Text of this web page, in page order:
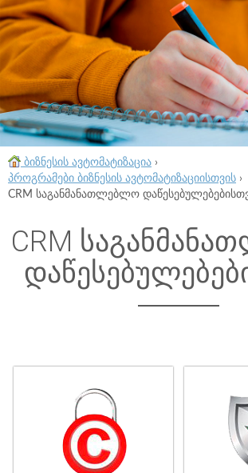
ბიზნესის ავტომატიზაცია ›
პროგრამები ბიზნესის ავტომატიზაციისთვის ›
CRM საგანმანათლებლო
CRM